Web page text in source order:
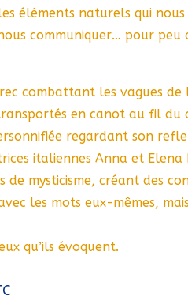
éléments naturels qui
communiquer… pour peu
combattant les vagues de
en canot au fil du
regardant son
italiennes Anna et Elena
de mysticisme, créant des
les mots eux-mêmes,
qu’ils évoquent.